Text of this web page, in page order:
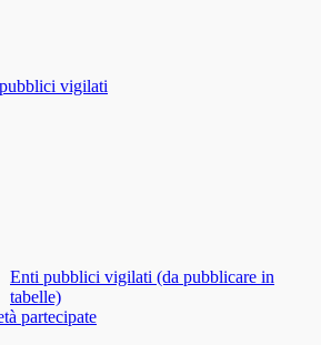
vigilati
Enti pubblici vigilati (da pubblicare in
tabelle)
partecipate